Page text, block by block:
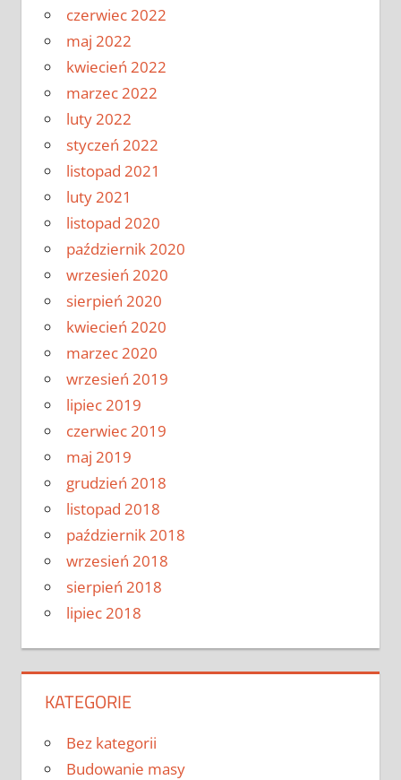
czerwiec 2022
maj 2022
kwiecień 2022
marzec 2022
luty 2022
styczeń 2022
listopad 2021
luty 2021
listopad 2020
październik 2020
wrzesień 2020
sierpień 2020
kwiecień 2020
marzec 2020
wrzesień 2019
lipiec 2019
czerwiec 2019
maj 2019
grudzień 2018
listopad 2018
październik 2018
wrzesień 2018
sierpień 2018
lipiec 2018
KATEGORIE
Bez kategorii
Budowanie masy